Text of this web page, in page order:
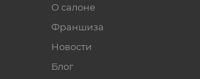
О салоне
Франшиза
Новости
Блог